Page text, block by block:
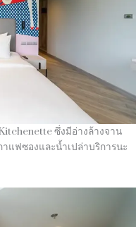
ซึ่งมีอ่างล้างจาน
แฟซองและน้ำเปล่าบริการนะ